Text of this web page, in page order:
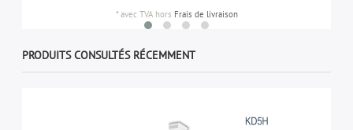
*avec TVAhors Frais de livraison
PRODUITS CONSULTÉS RÉCEMMENT